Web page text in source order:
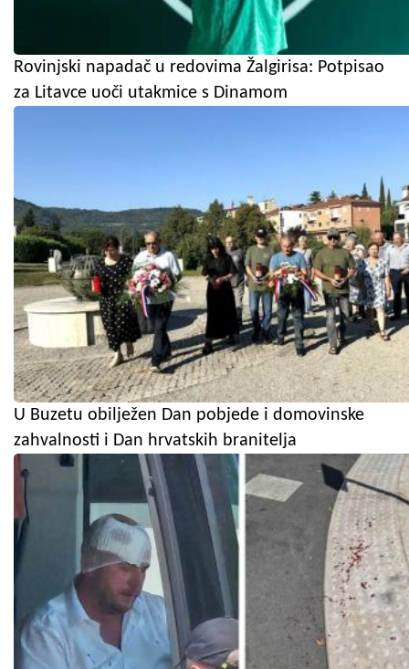
Rovinjski napadač u redovima Žalgirisa: Potpisao
za Litavce uoči utakmice s Dinamom
U Buzetu obilježen Dan pobjede i domovinske
zahvalnosti i Dan hrvatskih branitelja